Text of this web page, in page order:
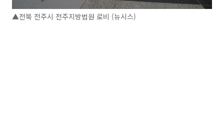
▲전북 전주시 전주지방법원 로비 (뉴시스)